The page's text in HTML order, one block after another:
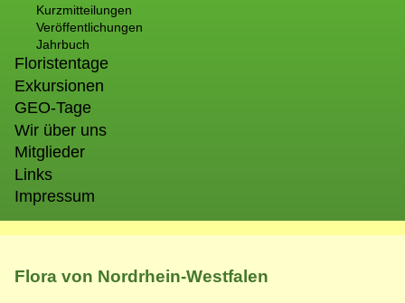
Kurzmitteilungen
Veröffentlichungen
Jahrbuch
Floristentage
Exkursionen
GEO-Tage
Wir über uns
Mitglieder
Links
Impressum
Flora von Nordrhein-Westfalen